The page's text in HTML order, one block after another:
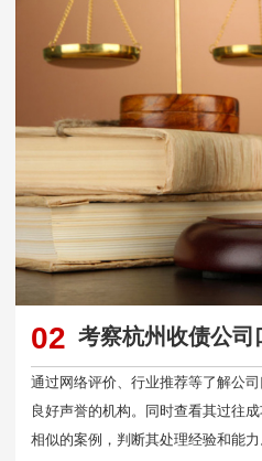
02 考察杭州收债公司
通过网络评价、行业推荐等了解公
良好声誉的机构。同时查看其过往
相似的案例，判断其处理经验和能力